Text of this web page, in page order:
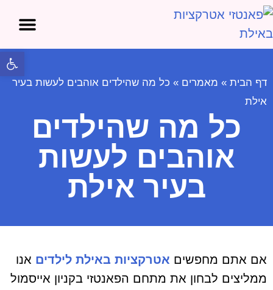
דף הבית » מאמרים » כל מה שהילדים אוהבים לעשות בעיר
אילת
כל מה שהילדים
אוהבים לעשות
בעיר אילת
אם אתם מחפשים אטרקציות באילת לילדים אנו
ממליצים לבחון את מתחם הפאנטזי בקניון אייסמול